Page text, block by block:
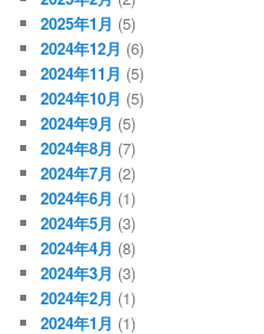
2025年1月 (5)
2024年12月 (6)
2024年11月 (5)
2024年10月 (5)
2024年9月 (5)
2024年8月 (7)
2024年7月 (2)
2024年6月 (1)
2024年5月 (3)
2024年4月 (8)
2024年3月 (3)
2024年2月 (1)
2024年1月 (1)